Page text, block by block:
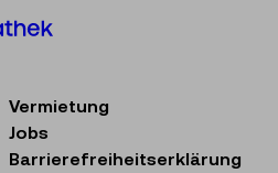
Vermietung
Jobs
Barrierefreiheitserklärung